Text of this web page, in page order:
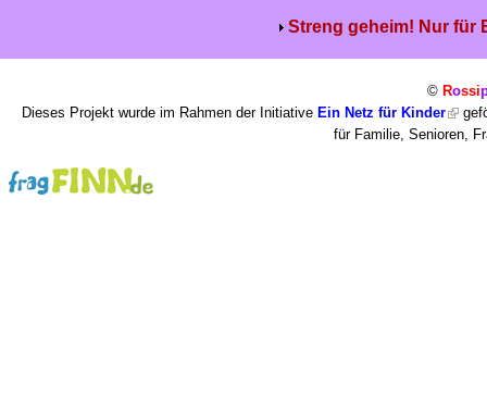
Streng geheim! Nur für
© Rossi
Dieses Projekt wurde im Rahmen der Initiative Ein Netz für Kinder
für Familie, Senioren,